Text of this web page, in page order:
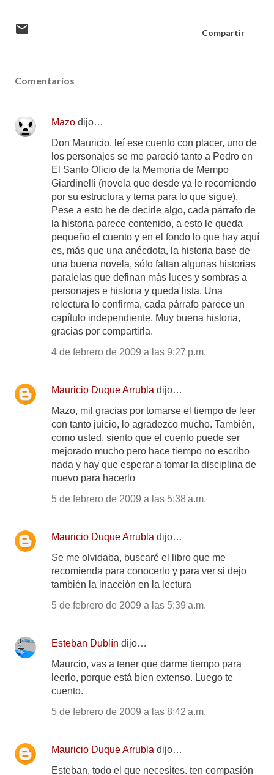
Compartir
Comentarios
Mazo dijo…
Don Mauricio, leí ese cuento con placer, uno de
los personajes se me pareció tanto a Pedro en
El Santo Oficio de la Memoria de Mempo
Giardinelli (novela que desde ya le recomiendo
por su estructura y tema para lo que sigue).
Pese a esto he de decirle algo, cada párrafo de
la historia parece contenido, a esto le queda
pequeño el cuento y en el fondo lo que hay aquí
es, más que una anécdota, la historia base de
una buena novela, sólo faltan algunas historias
paralelas que definan más luces y sombras a
personajes e historia y queda lista. Una
relectura lo confirma, cada párrafo parece un
capítulo independiente. Muy buena historia,
gracias por compartirla.
4 de febrero de 2009 a las 9:27 p.m.
Mauricio Duque Arrubla dijo…
Mazo, mil gracias por tomarse el tiempo de leer
con tanto juicio, lo agradezco mucho. También,
como usted, siento que el cuento puede ser
mejorado mucho pero hace tiempo no escribo
nada y hay que esperar a tomar la disciplina de
nuevo para hacerlo
5 de febrero de 2009 a las 5:38 a.m.
Mauricio Duque Arrubla dijo…
Se me olvidaba, buscaré el libro que me
recomienda para conocerlo y para ver si dejo
también la inacción en la lectura
5 de febrero de 2009 a las 5:39 a.m.
Esteban Dublín dijo…
Maurcio, vas a tener que darme tiempo para
leerlo, porque está bien extenso. Luego te
cuento.
5 de febrero de 2009 a las 8:42 a.m.
Mauricio Duque Arrubla dijo…
Esteban, todo el que necesites. ten compasión